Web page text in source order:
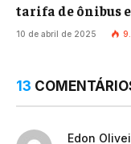
tarifa de ônibus
10 de abril de 2025
13
Edon